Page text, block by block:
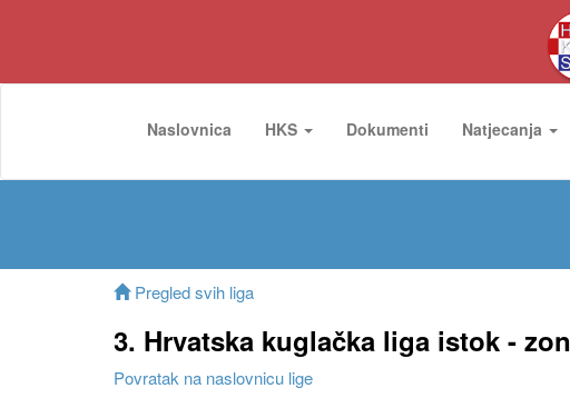
Naslovnica HKS Dokumenti Natjecanja
Pregled svih liga
3. Hrvatska kuglačka liga istok -
Povratak na naslovnicu lige